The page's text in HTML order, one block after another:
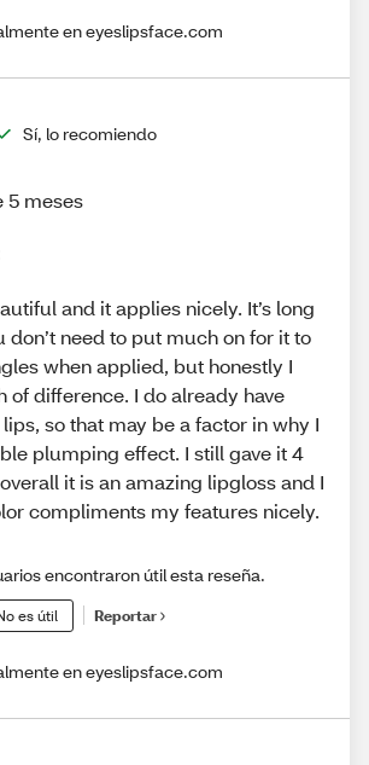
en eyeslipsface.com
Sí, lo recomiendo
5 meses
and it applies nicely. It’s long
don’t need to put much on for it to
when applied, but honestly I
of difference. I do already have
so that may be a factor in why I
plumping effect. I still gave it 4
it is an amazing lipgloss and I
compliments my features nicely.
encontraron útil esta reseña.
es útil Reportar
en eyeslipsface.com